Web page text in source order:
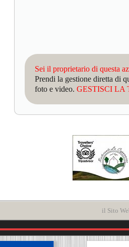
Sei il proprietario di questa
Prendi la gestione diretta di
foto e video. GESTISCI LA
il Sito